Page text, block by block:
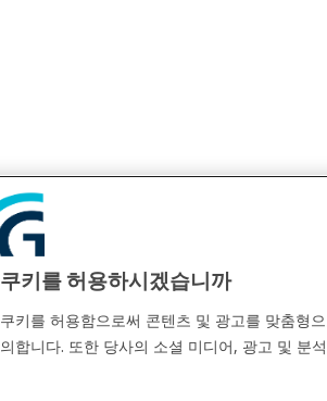
쿠키를 허용하시겠습니까
쿠키를 허용함으로써 콘텐츠 및 광고를 맞춤형
의합니다. 또한 당사의 소셜 미디어, 광고 및 분